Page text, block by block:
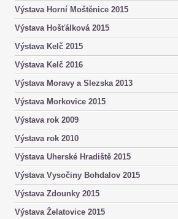
Výstava Horní Moštěnice 2015
Výstava Hošťálková 2015
Výstava Kelč 2015
Výstava Kelč 2016
Výstava Moravy a Slezska 2013
Výstava Morkovice 2015
Výstava rok 2009
Výstava rok 2010
Výstava Uherské Hradiště 2015
Výstava Vysočiny Bohdalov 2015
Výstava Zdounky 2015
Výstava Želatovice 2015